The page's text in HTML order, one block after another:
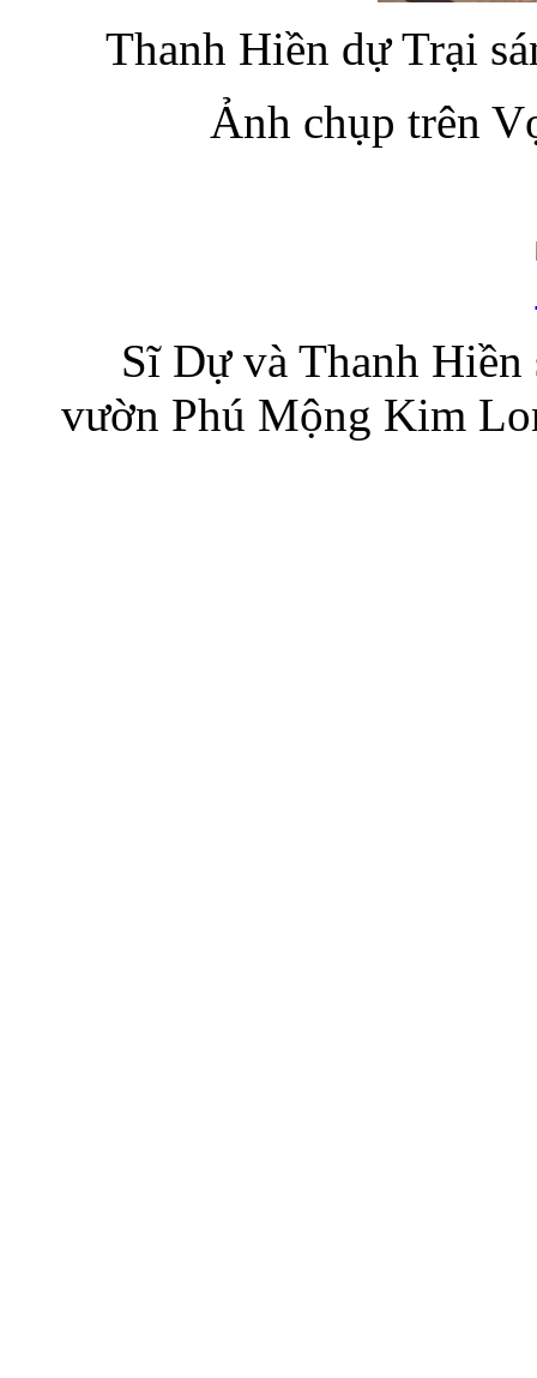
Thanh Hiền dự Trại
Ảnh chụp trên
Sĩ Dự và Thanh
vườn Phú Mộng Kim